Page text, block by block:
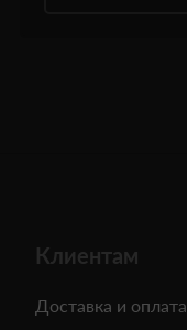
Клиентам
Доставка и оплата